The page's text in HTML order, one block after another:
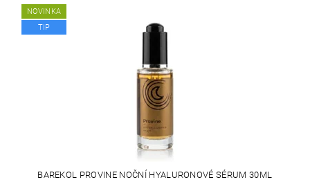
NOVINKA
TIP
BAREKOL PROVINE NOČNÍ HYALURONOVÉ SÉRUM 30ML